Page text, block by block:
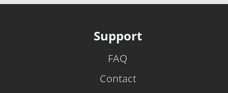
Support
FAQ
Contact